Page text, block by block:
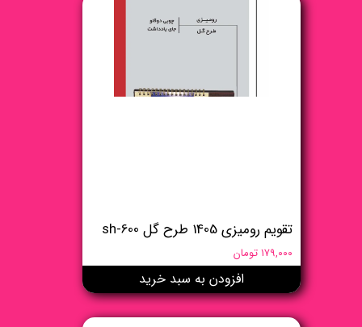
تقویم رومیزی 1405 طرح گل sh-600
۱۷۹,۰۰۰ تومان
افزودن به سبد خرید